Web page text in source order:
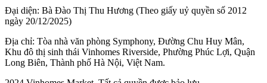
Đại diện: Bà Đào Thị Thu Hương (Theo giấy uỷ quyền số 2012
ngày 20/12/2025)
Địa chỉ: Tòa nhà văn phòng Symphony, Đường Chu Huy Mân,
Khu đô thị sinh thái Vinhomes Riverside, Phường Phúc Lợi, Quận
Long Biên, Thành phố Hà Nội, Việt Nam.